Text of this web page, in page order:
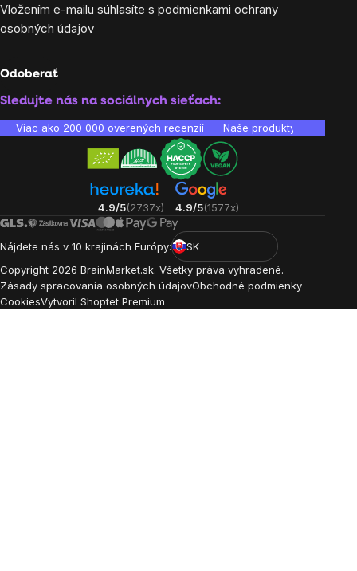
Vložením e-mailu súhlasíte s podmienkami ochrany
osobných údajov
Odoberať
Sledujte nás na sociálnych sieťach:
Viac ako 200 000 overených recenzií Naše produkty sú
4.9/5(2737x) 4.9/5(1577x)
Nájdete nás v 10 krajinách Európy:
SK
Copyright 2026 BrainMarket.sk. Všetky práva vyhradené.
Zásady spracovania osobných údajovObchodné podmienky
CookiesVytvoril Shoptet Premium